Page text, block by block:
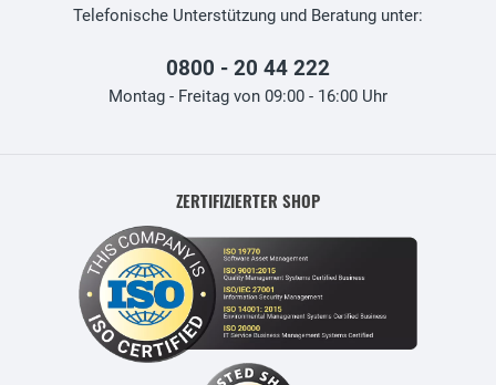
Telefonische Unterstützung und Beratung unter:
0800 - 20 44 222
Montag - Freitag von 09:00 - 16:00 Uhr
ZERTIFIZIERTER SHOP